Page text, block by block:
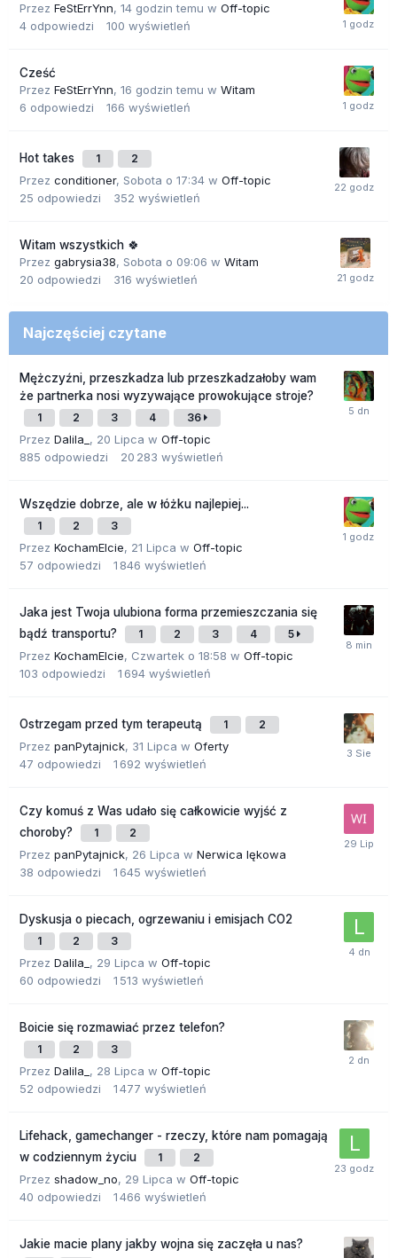
Przez FeStErrYnn, 14 godzin temu w Off-topic
4 odpowiedzi 100 wyświetleń
Cześć
Przez FeStErrYnn, 16 godzin temu w Witam
6 odpowiedzi 166 wyświetleń
Hot takes 1 2
Przez conditioner, Sobota o 17:34 w Off-topic
25 odpowiedzi 352 wyświetleń
Witam wszystkich 🍀
Przez gabrysia38, Sobota o 09:06 w Witam
20 odpowiedzi 316 wyświetleń
Najczęściej czytane
Mężczyźni, przeszkadza lub przeszkadzałoby wam
że partnerka nosi wyzywające prowokujące stroje?
1 2 3 4 36
Przez Dalila_ , 20 Lipca w Off-topic
885 odpowiedzi 20 283 wyświetleń
Wszędzie dobrze, ale w łóżku najlepiej...
1 2 3
Przez KochamElcie, 21 Lipca w Off-topic
57 odpowiedzi 1 846 wyświetleń
Jaka jest Twoja ulubiona forma przemieszczania się
bądź transportu?
1 2 3 4 5
Przez KochamElcie, Czwartek o 18:58 w Off-topic
103 odpowiedzi 1 694 wyświetleń
Ostrzegam przed tym terapeutą 1 2
Przez panPytajnick, 31 Lipca w Oferty
47 odpowiedzi 1 692 wyświetleń
Czy komuś z Was udało się całkowicie wyjść z
choroby?
1 2
Przez panPytajnick, 26 Lipca w Nerwica lękowa
38 odpowiedzi 1 645 wyświetleń
Dyskusja o piecach, ogrzewaniu i emisjach CO2
1 2 3
Przez Dalila_ , 29 Lipca w Off-topic
60 odpowiedzi 1 513 wyświetleń
Boicie się rozmawiać przez telefon?
1 2 3
Przez Dalila_ , 28 Lipca w Off-topic
52 odpowiedzi 1 477 wyświetleń
Lifehack, gamechanger - rzeczy, które nam pomagają
w codziennym życiu
1 2
Przez shadow_no, 29 Lipca w Off-topic
40 odpowiedzi 1 466 wyświetleń
Jakie macie plany jakby wojna się zaczęła u nas?